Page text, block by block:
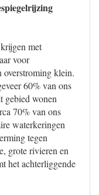
met
voor
overstroming klein.
60% van ons
gebied wonen
70% van ons
waterkeringen
tegen
grote rivieren en
het achterliggende